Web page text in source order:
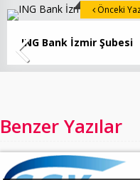
ING Bank İzmir Şubesi
Önceki
Benzer Yazılar